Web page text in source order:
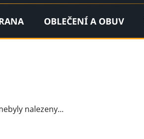
OBLEČENÍ A OBUV
nalezeny...